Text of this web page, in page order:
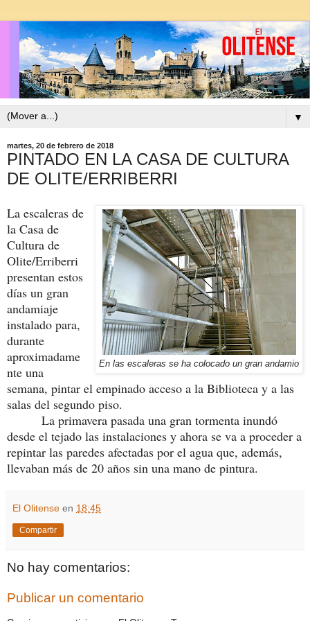
▼
martes, 20 de febrero de 2018
PINTADO EN LA CASA DE CULTURA
DE OLITE/ERRIBERRI
En las escaleras se ha colocado un gran andamio
La escaleras de
la Casa de
Cultura de
Olite/Erriberri
presentan estos
días un gran
andamiaje
instalado para,
durante
aproximadame
nte una
semana, pintar el empinado acceso a la Biblioteca y a las
salas del segundo piso.
La primavera pasada una gran tormenta inundó
desde el tejado las instalaciones y ahora se va a proceder a
repintar las paredes afectadas por el agua que, además,
llevaban más de 20 años sin una mano de pintura.
El Olitense en 18:45
Compartir
No hay comentarios:
Publicar un comentario